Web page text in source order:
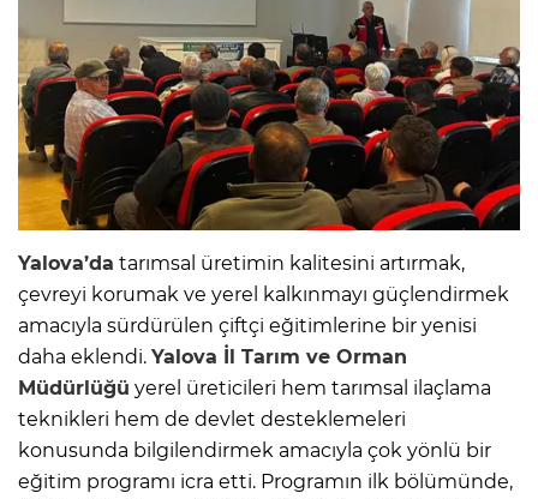
Yalova’da tarımsal üretimin kalitesini artırmak,
çevreyi korumak ve yerel kalkınmayı güçlendirmek
amacıyla sürdürülen çiftçi eğitimlerine bir yenisi
daha eklendi. Yalova İl Tarım ve Orman
Müdürlüğü yerel üreticileri hem tarımsal ilaçlama
teknikleri hem de devlet desteklemeleri
konusunda bilgilendirmek amacıyla çok yönlü bir
eğitim programı icra etti. Programın ilk bölümünde,